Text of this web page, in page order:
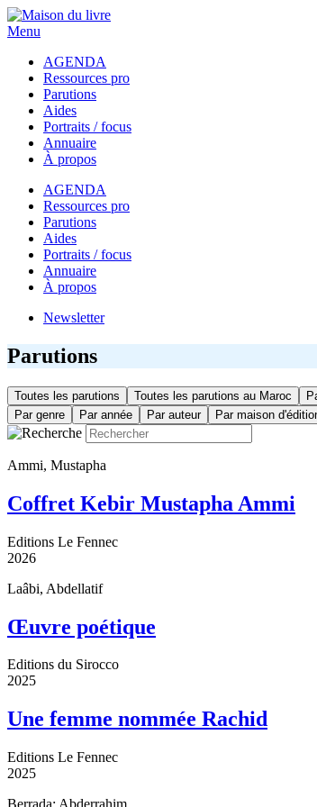
Menu
AGENDA
Ressources pro
Parutions
Aides
Portraits / focus
Annuaire
À propos
AGENDA
Ressources pro
Parutions
Aides
Portraits / focus
Annuaire
À propos
Newsletter
Parutions
Toutes les parutions Toutes les parutions au Maroc
Par genre
Par année Par auteur Par maison
Ammi, Mustapha
Coffret Kebir Mustapha Ammi
Editions Le Fennec
2026
Laâbi, Abdellatif
Œuvre poétique
Editions du Sirocco
2025
Une femme nommée Rachid
Editions Le Fennec
2025